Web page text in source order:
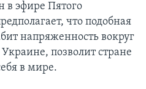
в эфире Пятого
что подобная
напряженность вокруг
Украине, позволит стране
в мире.